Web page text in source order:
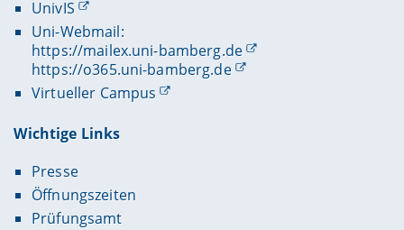
UnivIS
Uni-Webmail:
https://mailex.uni-bamberg.de
https://o365.uni-bamberg.de
Virtueller Campus
Wichtige Links
Presse
Öffnungszeiten
Prüfungsamt